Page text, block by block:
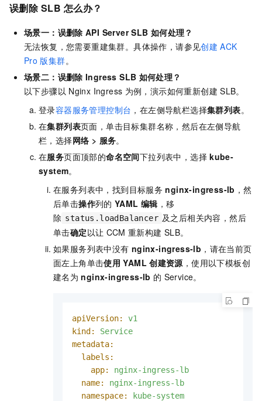
误删除 SLB 怎么办？
场景一：误删除 API Server SLB 如何处理？
无法恢复，您需要重建集群。具体操作，请参见创建 ACK
Pro 版集群。
场景二：误删除 Ingress SLB 如何处理？
以下步骤以 Nginx Ingress 为例，演示如何重新创建 SLB。
登录容器服务管理控制台 ，在左侧导航栏选择集群列表。
在集群列表页面，单击目标集群名称，然后在左侧导航
栏，选择网络 > 服务。
在服务页面顶部的命名空间下拉列表中，选择 kube-
system。
在服务列表中，找到目标服务 nginx-ingress-lb ，然
后单击操作列的 YAML 编辑 ，移
除 status.loadBalancer 及之后相关内容，然后
单击确定以让 CCM 重新构建 SLB。
如果服务列表中没有 nginx-ingress-lb ，请在当前页
面左上角单击使用 YAML 创建资源，使用以下模板创
建名为 nginx-ingress-lb 的 Service。
apiVersion:
v1
kind:
Service
metadata:
labels:
app:
nginx-ingress-lb
name:
nginx-ingress-lb
namespace:
kube-system